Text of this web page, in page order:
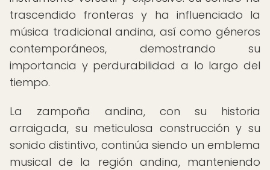
trascendido fronteras y ha influenciado la
música tradicional andina, así como géneros
contemporáneos, demostrando su
importancia y perdurabilidad a lo largo del
tiempo.
La zampoña andina, con su historia
arraigada, su meticulosa construcción y su
sonido distintivo, continúa siendo un emblema
musical de la región andina, manteniendo